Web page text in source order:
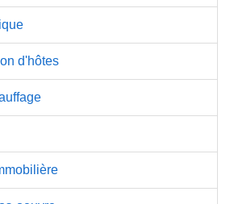
d'hôtes